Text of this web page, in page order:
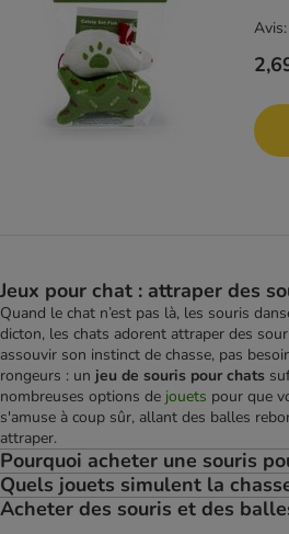
Jeux pour chat : attraper des
Quand le chat n’est pas là, les souris
dicton, les chats adorent attraper des
assouvir son instinct de chasse, pas
rongeurs : un jeu de souris pour chats
nombreuses options de jouets pour que
s'amuse à coup sûr, allant des balles
attraper.
Pourquoi acheter une souris
Quels jouets simulent la
Acheter des souris et des